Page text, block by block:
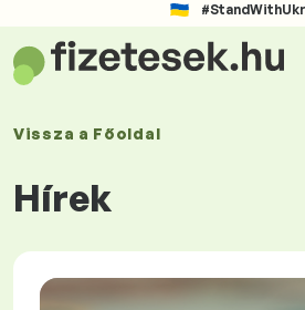
Vissza a Főoldal
Hírek